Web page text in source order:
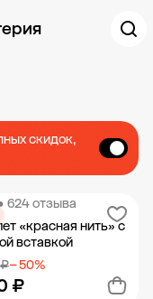
скидок,
624 отзыва
«красная нить» с
вставкой
− 50%
₽